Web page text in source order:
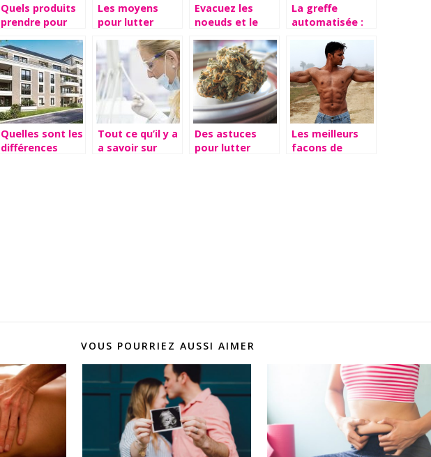
Quels produits
prendre pour
?
Les moyens
pour lutter
calvitie et
l’alopécie
Evacuez les
noeuds et le
massage
La greffe
automatisée :
reconnue avec
artas cheveux
Quelles sont les
différences
Tout ce qu’il y a
a savoir sur
Des astuces
pour lutter
Les meilleurs
facons de
VOUS POURRIEZ AUSSI AIMER